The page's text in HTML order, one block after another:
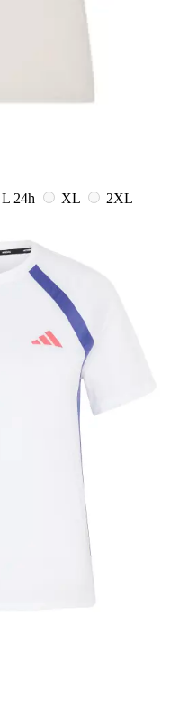
L 24h XL
2XL